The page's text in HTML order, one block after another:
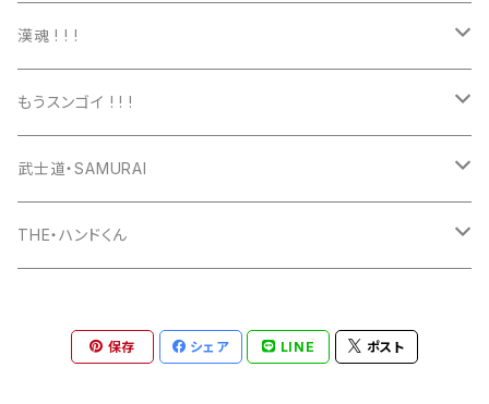
長袖Ｔシャツ
パーカー
ワッペン
マグカップ
マウスパッド
Tシャツ
長袖Tシャツ
スウェット
パーカー
スマホケース
漢魂 ! ! !
Tシャツ
パーカー
スマホケース
もうスンゴイ ! ! !
Tシャツ
長袖Ｔシャツ
マグカップ
武士道・SAMURAI
Tシャツ
スマホケース
THE・ハンドくん
キーホルダー
保存 シェア LINE ポスト